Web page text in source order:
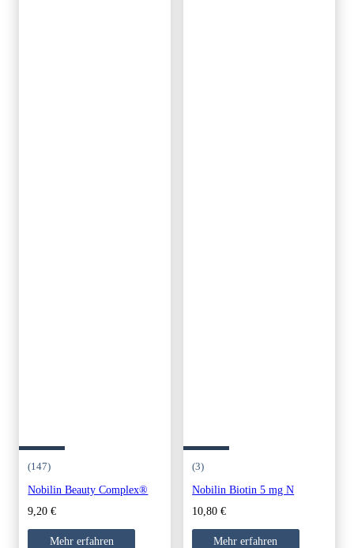
(147)
Nobilin Beauty Complex®
9,20€
Mehr erfahren
(3)
Nobilin Biotin 5 mg N
10,80€
Mehr erfahren